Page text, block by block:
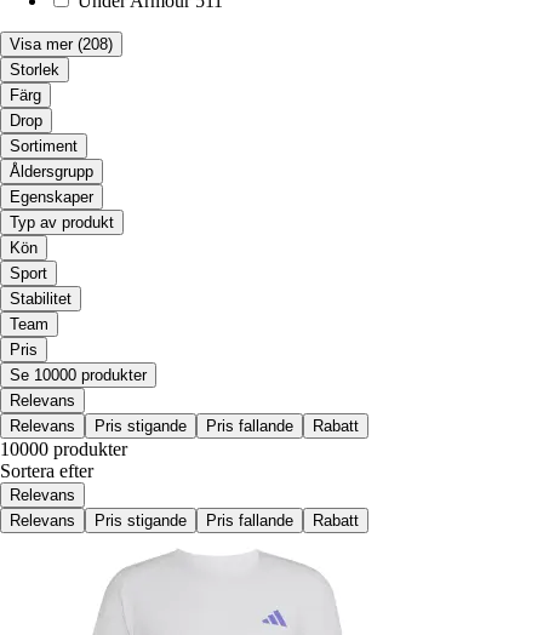
Visa mer (208)
Storlek
Färg
Drop
Sortiment
Åldersgrupp
Egenskaper
Typ av produkt
Kön
Sport
Stabilitet
Team
Pris
Se 10000 produkter
Relevans
Relevans
Pris stigande Pris fallande Rabatt
10000 produkter
Sortera efter
Relevans
Relevans
Pris stigande Pris fallande Rabatt